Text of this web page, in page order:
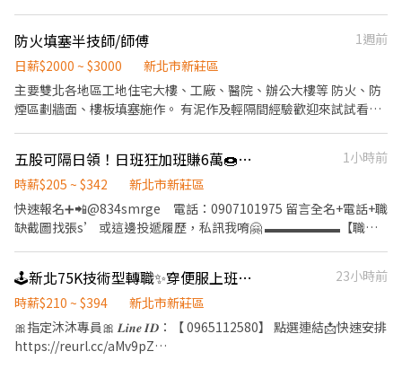
街7號1樓 三重重新店 新北市三重區重新路四段184巷32號1樓 三重
新興店 新北市三重區新興路14號1樓 三重三陽店 新北市三重區三陽
路56號1樓 三重中正二店 新北市三重區中正北路364號1樓 三重仁愛
店 新北市三重區仁愛街514號1樓 三重中正店 新北市三重區中正北
路101號1樓 三重龍門店 新北市三重區龍門路123號 三重福和店 新
北市三重區福和街37號 ❤️【智取店】❤️$229~269 三重正義 - 智取
店-新北市三重區正義北路335號 三重雙園 - 智取店-新北市三重區雙
園街124號1樓 三重慈愛 - 智取店-新北市三重區慈愛街74號1樓 ----
---------------------------------------------------------------------
-------------------------------- ❤️【新北蘆洲區】❤️$216 蘆洲長安
店 新北市蘆洲區長安街194巷11號1樓 蘆洲民族三店 新北市蘆洲區
民族路327巷24號1樓 蘆洲光榮店 新北市蘆洲區光榮路24號1樓 蘆
洲永安店 新北市蘆洲區永安南路二段230號1樓 蘆洲民族二店 新北
市蘆洲區民族路151號 蘆洲保和店 新北市蘆洲區保和街97號 蘆洲民
權店 新北市蘆洲區民權路188-3號 蘆洲中山店 新北市蘆洲區中山一
路269號 蘆洲和平店 新北市蘆洲區和平路205號 ❤️【智取店】❤️
$224~264 蘆洲長安二 - 智取店 新北市蘆洲區長安街44號1樓 -------
者且視力優良者優先錄取(公司為IC面板較小) -----------------------
------------------------------------- ▫️▪️加好友 @170ciism快速報
名 https://lin.ee/26fjDqN ▫️▪️ ▫️▪️或來電0968-835-097➜ ☺️
高‘S立即為您安排▫️▪️ ▫️▪️【截圖應徵職缺+姓名+電話】▫️▪️
------------------------------------
防火填塞半技師/師傅
1週前
日薪$2000 ~ $3000
新北市新莊區
主要雙北各地區工地住宅大樓、工廠、醫院、辦公大樓等 防火、防
煙區劃牆面、樓板填塞施作。 有泥作及輕隔間經驗歡迎來試試看這
五股可隔日領！日班狂加班賺6萬🍩蛋糕麵包 食品製作 包裝 長期 不怕你賺
1小時前
時薪$205 ~ $342
新北市新莊區
快速報名➕📲@834smrge 電話：0907101975 留言全名+電話+職
缺截圖找張s’ 或這邊投遞履歷，私訊我唷🤗 ▬▬▬▬▬▬【職缺
適合夜貓不用辛苦早起 ❤️可隔日領、週領不怕沒錢 ❤️工作內容簡
單，很好上手 ❤️環境乾淨舒適，不怕髒亂 ❤️錄取率高，沒經驗也歡
迎 ❤️長期穩定工作/不怕無薪假 ❤️享有勞保/團保及勞退6％
▬▬▬▬▬▬【職缺介紹】▬▬▬▬▬▬ 工作地點： 新北市五股區
五工六路 距離新莊、泰山、蘆洲三重都方便🚗 （近新北產業園區、
🕹️新北75K技術型轉職✨穿便服上班【週領高達7200】✨週休二日#高錄取
23小時前
時薪$210 ~ $394
新北市新莊區
🎀指定沐沐專員🎀 𝑳𝒊𝒏𝒆 𝑰𝑫：【 0965112580】 點選連結📩快速安排
https://reurl.cc/aMv9pZ